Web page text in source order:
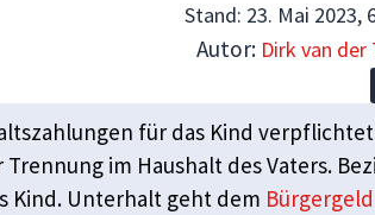
Stand: 23. Mai 2023,
Autor: Dirk van der
für das Kind
im Haushalt des Vaters.
Kind. Unterhalt geht dem